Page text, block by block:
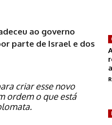
ao governo
parte de Israel e dos
criar esse novo
ordem o que está